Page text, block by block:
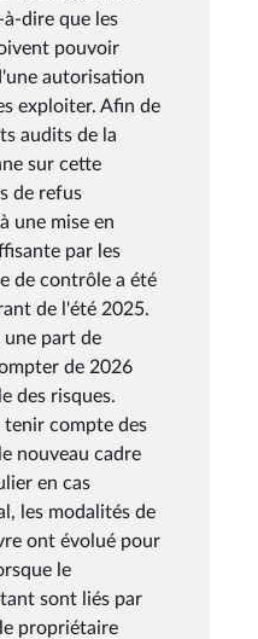
dire que les
pouvoir
autorisation
exploiter. Afin de
audits de la
sur cette
de refus
une mise en
par les
de contrôle a été
de l'été 2025.
une part de
de 2026
des risques.
tenir compte des
nouveau cadre
en cas
les modalités de
ont évolué pour
le
sont liés par
propriétaire